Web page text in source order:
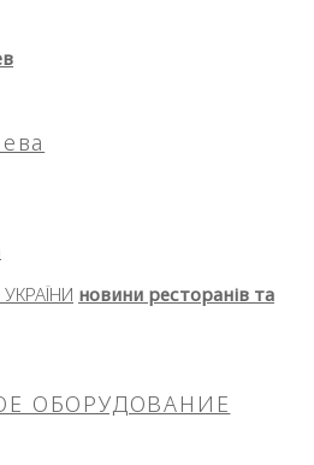
новини ресторанів та
ОБОРУДОВАНИЕ